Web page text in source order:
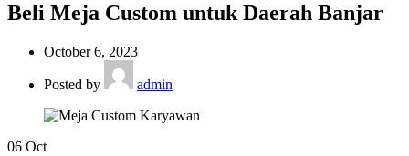
Beli Meja Custom untuk Daerah Banjar
October 6, 2023
Posted by admin
06 Oct